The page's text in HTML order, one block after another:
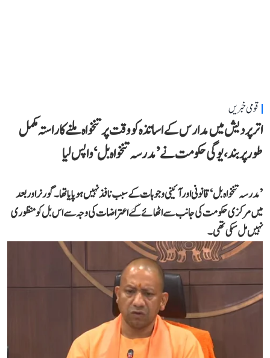
قومی خبریں
اتر پردیش میں مدارس کے اساتذہ کو وقت پر تنخواہ ملنے کا راستہ مکمل
طور پر بند، یوگی حکومت نے ’مدرسہ تنخواہ بل‘ واپس لیا
’مدرسہ تنخواہ بل‘ قانونی اور آئینی وجوہات کے سبب نافذ نہیں ہو پایا تھا۔ گورنر اور بعد
میں مرکزی حکومت کی جانب سے اٹھائے گئے اعتراضات کی وجہ سے اس بل کو منظوری
نہیں مل سکی تھی۔